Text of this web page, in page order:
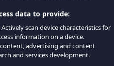
data to provide:
scan device characteristics for
information on a device.
advertising and content
and services development.